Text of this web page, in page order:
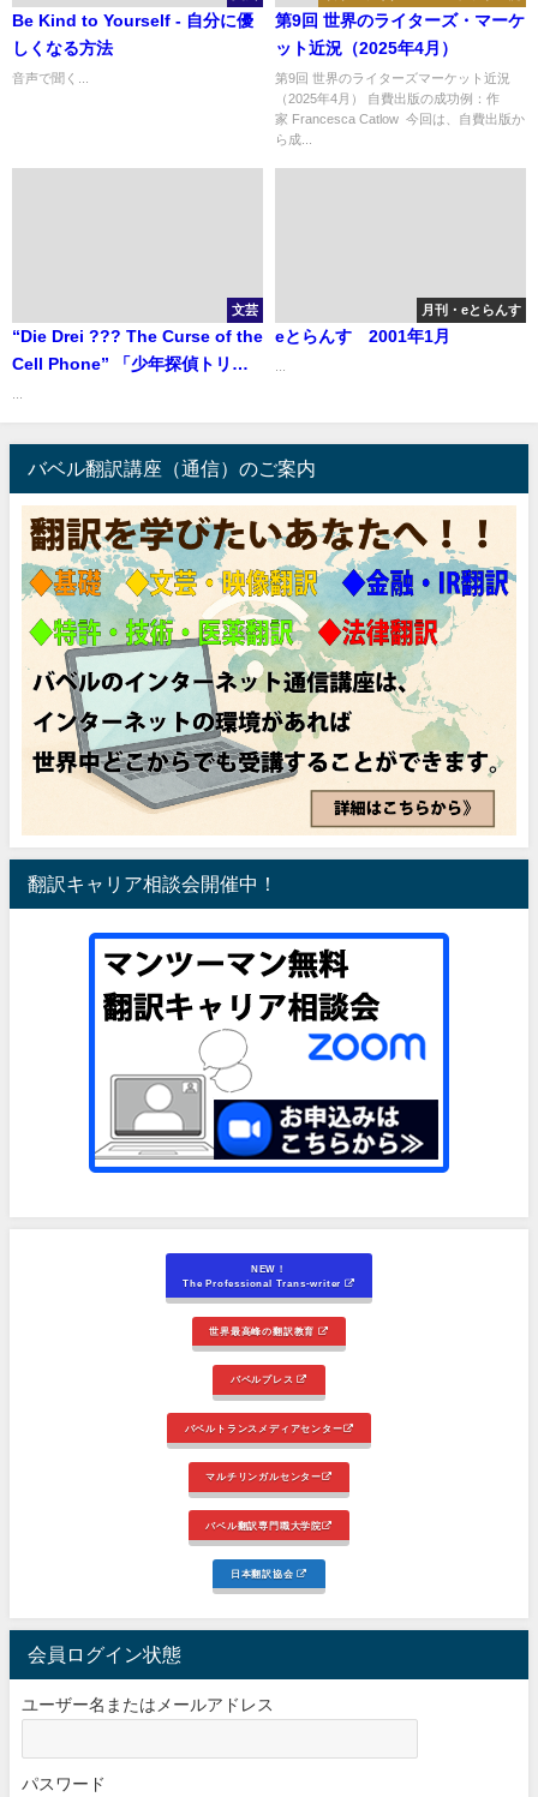
Be Kind to Yourself - 自分に優
しくなる方法
音声で聞く...
第9回 世界のライターズ・マーケ
ット近況（2025年4月）
第9回 世界のライターズマーケット近況
（2025年4月） 自費出版の成功例：作
家 Francesca Catlow 今回は、自費出版か
ら成...
文芸
“Die Drei ??? The Curse of the
Cell Phone” 「少年探偵トリ
月刊・eとらんす
eとらんす 2001年1月
バベル翻訳講座（通信）のご案内
翻訳キャリア相談会開催中！
NEW！
The Professional Trans-writer
世界最高峰の翻訳教育
バベルプレス
バベルトランスメディアセンター
マルチリンガルセンター
バベル翻訳専門職大学院
日本翻訳協会
会員ログイン状態
ユーザー名またはメールアドレス
パスワード